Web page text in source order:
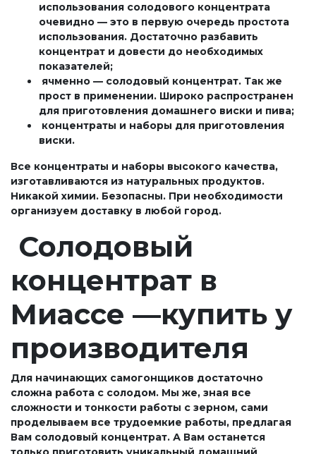
использования солодового концентрата
очевидно — это в первую очередь простота
использования. Достаточно разбавить
концентрат и довести до необходимых
показателей;
ячменно — солодовый концентрат. Так же
прост в применении. Широко распространен
для приготовления домашнего виски и пива;
концентраты и наборы для приготовления
виски.
Все концентраты и наборы высокого качества,
изготавливаются из натуральных продуктов.
Никакой химии. Безопасны. При необходимости
организуем доставку в любой город.
Солодовый
концентрат в
Миассе —купить у
производителя
Для начинающих самогонщиков достаточно
сложна работа с солодом. Мы же, зная все
сложности и тонкости работы с зерном, сами
проделываем все трудоемкие работы, предлагая
Вам солодовый концентрат. А Вам останется